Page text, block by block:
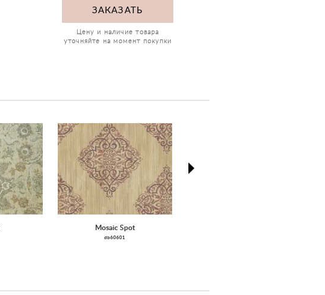
ЗАКАЗАТЬ
Цену и наличие товара
уточняйте на момент покупки
Mosaic Spot
db60601